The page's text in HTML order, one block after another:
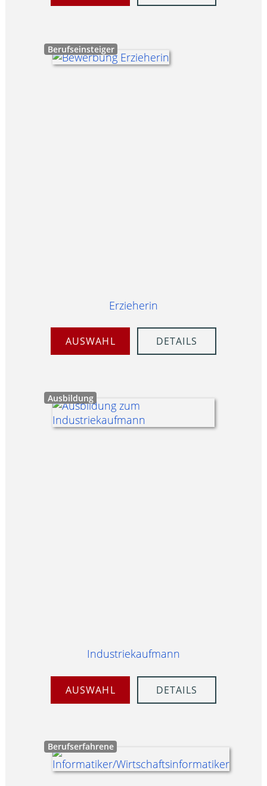
Berufseinsteiger
Erzieherin
AUSWAHL DETAILS
Ausbildung
Industriekaufmann
AUSWAHL DETAILS
Berufserfahrene